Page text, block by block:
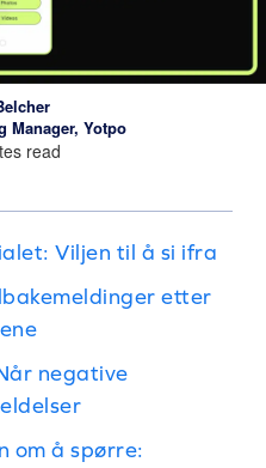
Manager, Yotpo
read
Viljen til å si ifra
etter
negative
om å spørre: